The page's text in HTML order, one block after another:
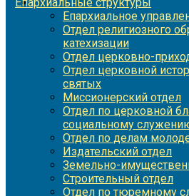
Епархиальное
Отдел религиозного
катехизации
Отдел церковно-
Отдел церковной
святых
Миссионерский отдел
Отдел по церковной
социальному
Отдел по делам
Издательский отдел
Земельно-
Строительный отдел
Отдел по тюремному